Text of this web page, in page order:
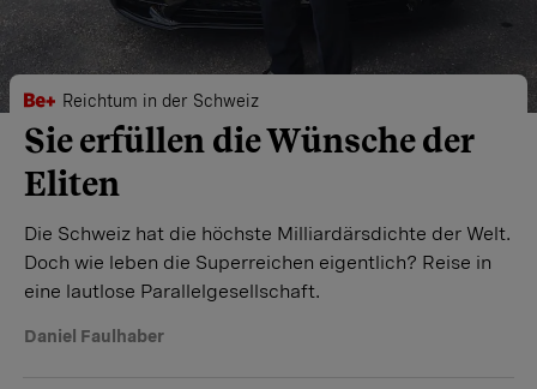
Reichtum in der Schweiz
Sie erfüllen die Wünsche der
Eliten
Die Schweiz hat die höchste Milliardärsdichte der Welt.
Doch wie leben die Superreichen eigentlich? Reise in
eine lautlose Parallelgesellschaft.
Daniel Faulhaber